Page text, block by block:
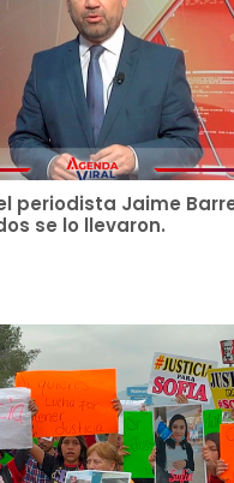
periodista Jaime
se lo llevaron.